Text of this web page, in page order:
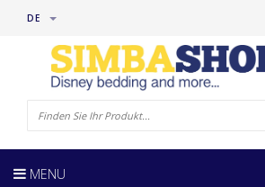
DE
MENU